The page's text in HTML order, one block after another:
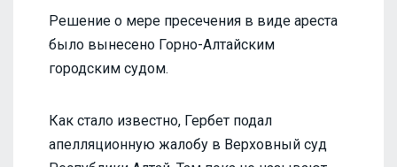
Решение о мере пресечения в виде ареста
было вынесено Горно-Алтайским
городским судом.
Как стало известно, Гербет подал
апелляционную жалобу в Верховный суд